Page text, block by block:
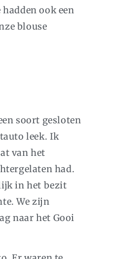
ook een
blouse
soort gesloten
leek. Ik
van het
had.
in het bezit
We zijn
naar het Gooi